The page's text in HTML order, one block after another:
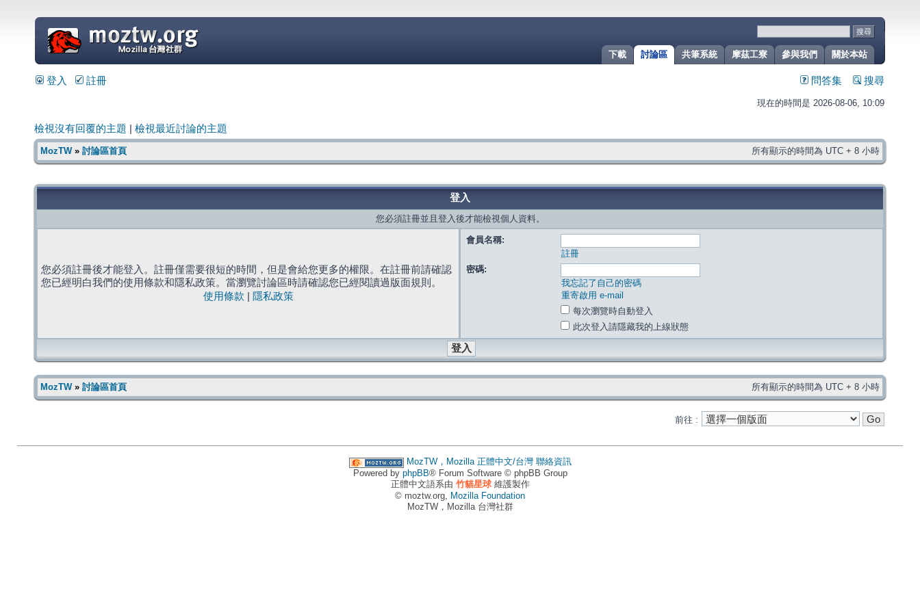
關於本站
參與我們
摩茲工寮
共筆系統
討論區
下載
=
登入 註冊 問答集 搜尋
現在的時間是 2026-08-06, 10:09
檢視沒有回覆的主題 檢視最近討論的主題
MozTW» 討論區首頁 所有顯示的時間為 UTC + 8 小時
登入
您必須註冊並且登入後才能檢視個人資料。
您必須註冊後才能登入。註冊僅需要很短的時間，但是會給您更多的權限。在註冊前請確認
您已經明白我們的使用條款和隱私政策。當瀏覽討論區時請確認您已經閱讀過版面規則。
使用條款
隱私政策
會員名稱:
註冊
密碼:
我忘記了自己的密碼
重寄啟用 e-mail
每次瀏覽時自動登入
此次登入請隱藏我的上線狀態
MozTW» 討論區首頁 所有顯示的時間為 UTC + 8 小時
前往 :
MozTW，Mozilla 正體中文/台灣 聯絡資訊
Powered by phpBB® Forum Software © phpBB Group
正體中文語系由 竹貓星球維護製作
© moztw.org, Mozilla Foundation
MozTW，Mozilla 台灣社群